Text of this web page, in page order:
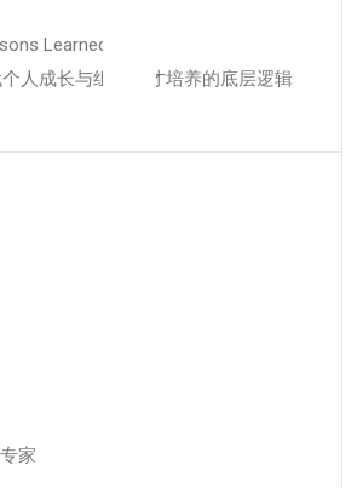
Learned)解读
个人成长与组织人才培养的底层逻辑
家